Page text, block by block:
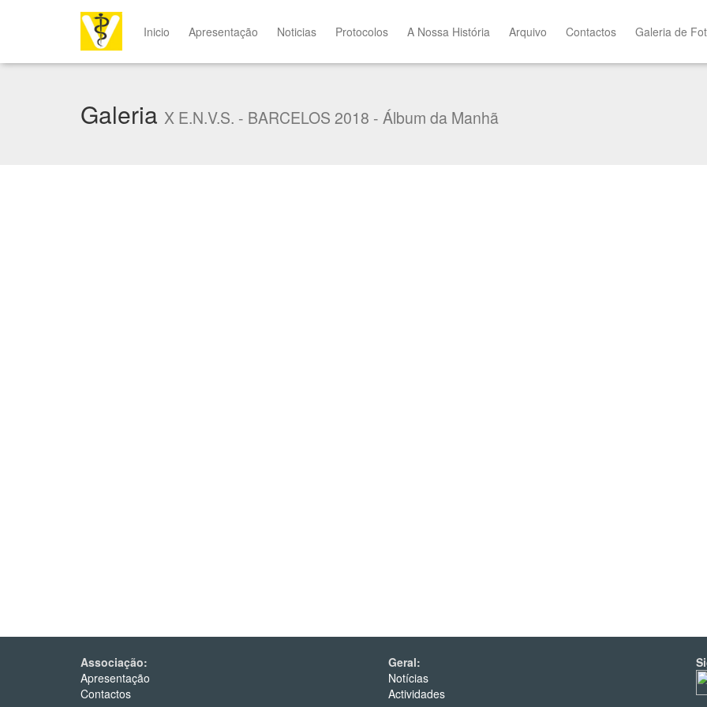
Inicio Apresentação Noticias Protocolos A Nossa História Arquivo Contactos Galeria de
Galeria X E.N.V.S. - BARCELOS 2018 - Álbum da Manhã
Associação:
Apresentação
Contactos
Geral:
Notícias
Actividades